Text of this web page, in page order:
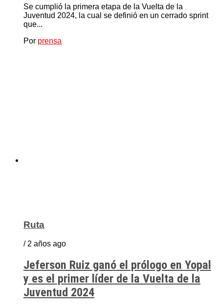
Se cumplió la primera etapa de la Vuelta de la
Juventud 2024, la cual se definió en un cerrado sprint
que...
Por prensa
Ruta
/ 2 años ago
Jeferson Ruiz ganó el prólogo en Yopal
y es el primer líder de la Vuelta de la
Juventud 2024